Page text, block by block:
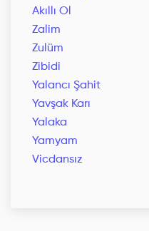
Akıllı Ol
Zalim
Zulüm
Zibidi
Yalancı Şahit
Yavşak Karı
Yalaka
Yamyam
Vicdansız